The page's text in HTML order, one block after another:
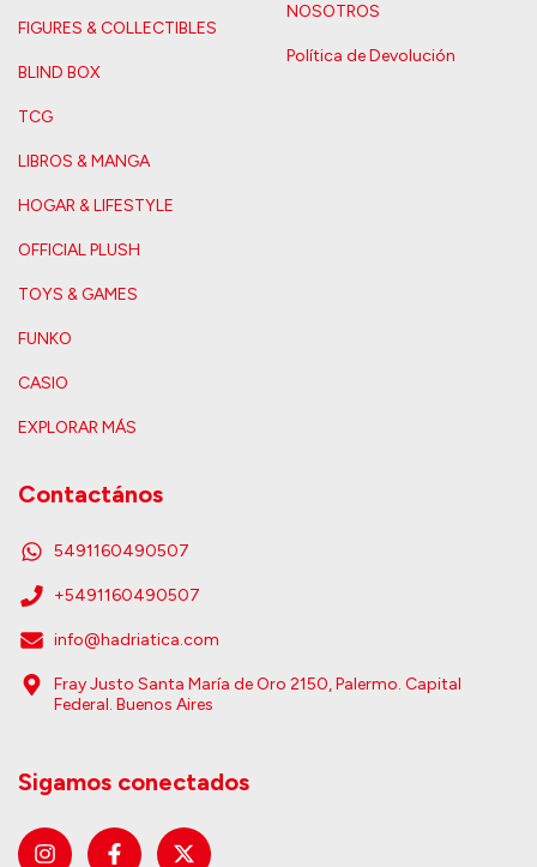
FIGURES & COLLECTIBLES
BLIND BOX
TCG
LIBROS & MANGA
HOGAR & LIFESTYLE
OFFICIAL PLUSH
TOYS & GAMES
FUNKO
CASIO
EXPLORAR MÁS
NOSOTROS
Política de Devolución
Contactános
5491160490507
+5491160490507
info@hadriatica.com
Fray Justo Santa María de Oro 2150, Palermo. Capital
Federal. Buenos Aires
Sigamos conectados